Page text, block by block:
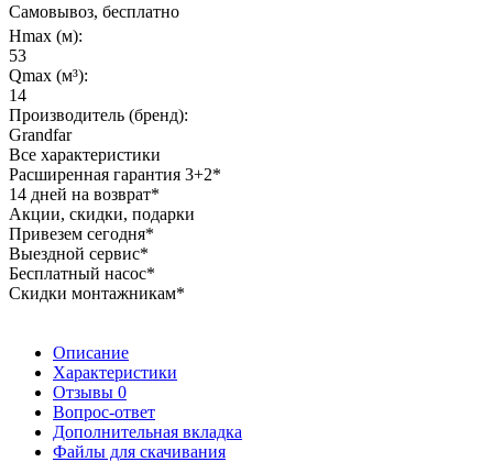
Самовывоз, бесплатно
Hmax (м):
53
Qmax (м³):
14
Производитель (бренд):
Grandfar
Все характеристики
Расширенная гарантия 3+2*
14 дней на возврат*
Акции, скидки, подарки
Привезем сегодня*
Выездной сервис*
Бесплатный насос*
Скидки монтажникам*
Описание
Характеристики
Отзывы 0
Вопрос-ответ
Дополнительная вкладка
Файлы для скачивания